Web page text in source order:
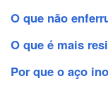
O que não
O que é mais
Por que o aço